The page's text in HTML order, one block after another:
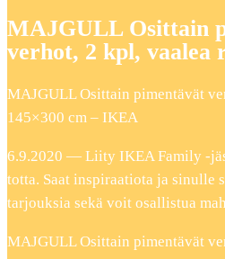
MAJGULL Osittain
verhot, 2 kpl, vaalea
MAJGULL Osittain pimentävät
145×300 cm – IKEA
6.9.2020 — Liity IKEA Family -
totta. Saat inspiraatiota ja sinulle
tarjouksia sekä voit osallistua
MAJGULL Osittain pimentävät